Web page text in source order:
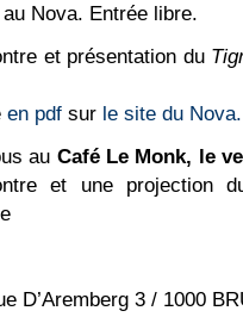
Nova. Entrée libre.
et présentation du
en pdf sur le site du Nova.
au Café Le Monk, le
et une projection
D’Aremberg 3 / 1000